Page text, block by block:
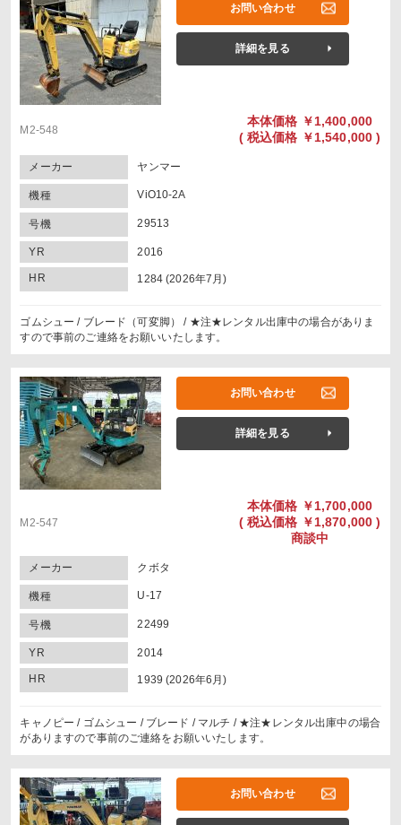
お問い合わせ
詳細を見る
M2-548
本体価格 ￥1,400,000
( 税込価格 ￥1,540,000 )
メーカー ヤンマー
機種 ViO10-2A
号機 29513
YR 2016
HR 1284 (2026年7月)
ゴムシュー / ブレード（可変脚） / ★注★レンタル出庫中の場合がありま
すので事前のご連絡をお願いいたします。
お問い合わせ
詳細を見る
M2-547
本体価格 ￥1,700,000
( 税込価格 ￥1,870,000 )
商談中
メーカー クボタ
機種 U-17
号機 22499
YR 2014
HR 1939 (2026年6月)
キャノピー / ゴムシュー / ブレード / マルチ / ★注★レンタル出庫中の場合
がありますので事前のご連絡をお願いいたします。
お問い合わせ